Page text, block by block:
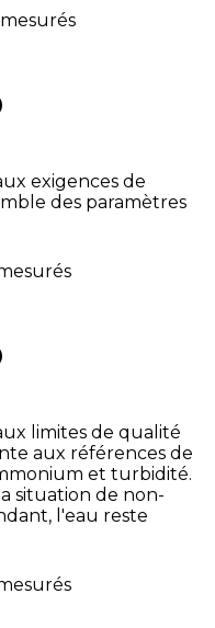
exigences de
des paramètres
limites de qualité
aux références de
et turbidité.
situation de non-
l'eau reste